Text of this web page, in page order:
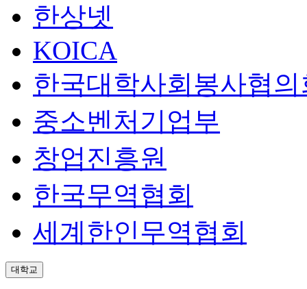
한상넷
KOICA
한국대학사회봉사협의
중소벤처기업부
창업진흥원
한국무역협회
세계한인무역협회
대학교